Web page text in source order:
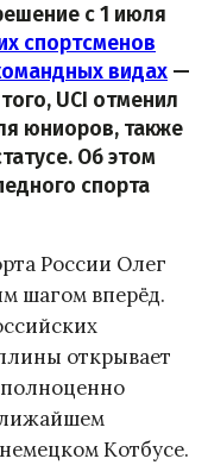
с 1 июля
спортсменов
видах —
UCI отменил
юниоров, также
Об этом
спорта
России Олег
шагом вперёд.
открывает
Котбусе.